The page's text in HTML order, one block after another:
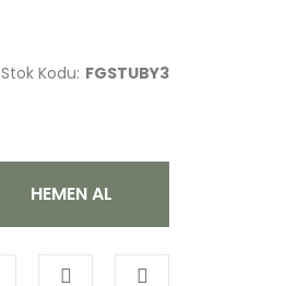
Stok Kodu: FGSTUBY3
HEMEN AL